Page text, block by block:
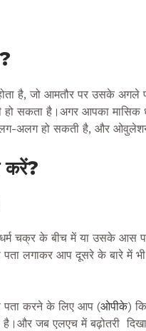
?
है, जो आमतौर पर उसके
सकता है।अगर आपका मासिक
अलग हो सकती है, और
करें?
चक्र के बीच में या उसके आस
लगाकर आप दूसरे के बारे में
करने के लिए आप (ओपीके)
है।और जब एलएच में बढ़ोतरी